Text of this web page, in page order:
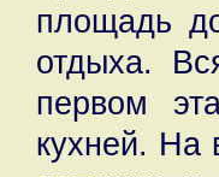
площадь
отдыха.
первом
кухней. На